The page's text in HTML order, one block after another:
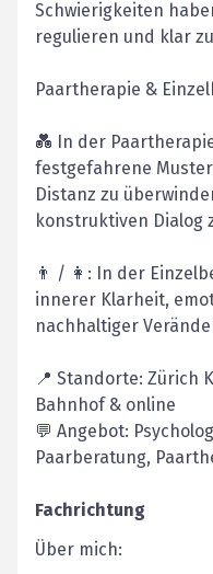
Schwierigkeiten
regulieren und klar
Paartherapie &
💑 In der
festgefahrene
Distanz zu
konstruktiven Dialog
👨 / 👩: In der
innerer Klarheit,
nachhaltiger
📍 Standorte: Zürich
Bahnhof & online
💬 Angebot:
Paarberatung,
Fachrichtung
Über mich: